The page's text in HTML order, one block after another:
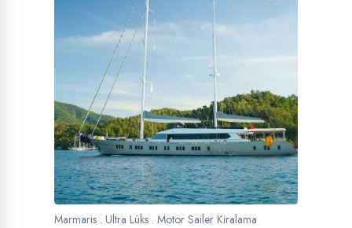
Marmaris . Ultra Lüks . Motor Sailer Kiralama